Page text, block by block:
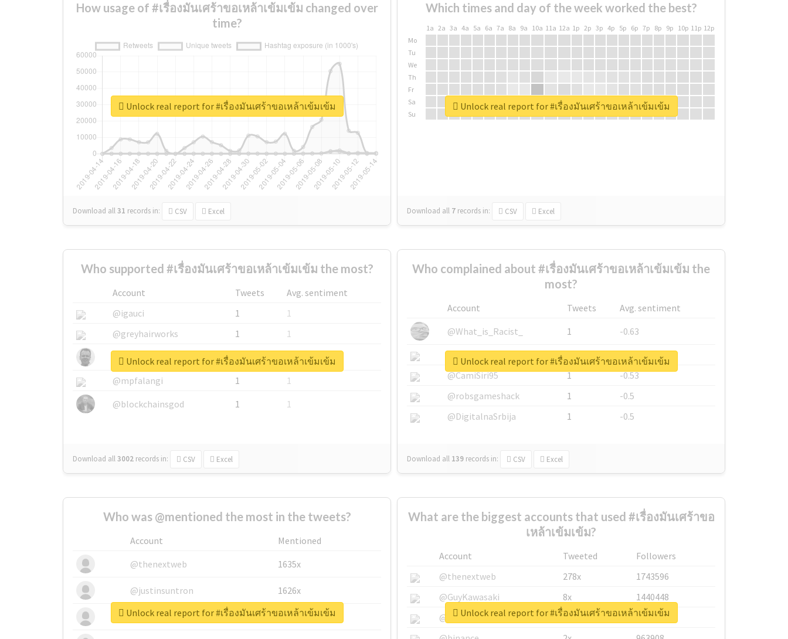
How usage of #เรื่องมันเศร้าขอเหล้าเข้มเข้ม changed over
time?
Download all31 records in: CSV Excel
Unlock real report for #เรื่องมันเศร้าขอเหล้าเข้มเข้ม
Which times and day of the week worked the best?
1a 2a 3a 4a 5a 6a 7a 8a 9a 10a 11a 12a 1p 2p 3p 4p 5p 6p 7p 8p 9p 10p 11p 12p
Mo
Tu
We
Th
Fr
Sa
Su
Download all 7 records in: CSV Excel
Unlock real report for #เรื่องมันเศร้าขอเหล้าเข้มเข้ม
Who supported #เรื่องมันเศร้าขอเหล้าเข้มเข้ม the most?
Account Tweets
Avg. sentiment
@igauci
1
1
@greyhairworks
1
1
@glynmottershead
1
1
@mpfalangi
1
1
@blockchainsgod
1 1
Download all3002 records in: CSV Excel
Unlock real report for #เรื่องมันเศร้าขอเหล้าเข้มเข้ม
Who complained about #เรื่องมันเศร้าขอเหล้าเข้มเข้ม the
most?
Account Tweets
Avg. sentiment
@What_is_Racist_
1
-0.63
@SkateChart
1
-0.6
@CamiSiri95
1
-0.53
@robsgameshack
1
-0.5
@DigitalnaSrbija
1 -0.5
Download all 139 records in: CSV Excel
Unlock real report for #เรื่องมันเศร้าขอเหล้าเข้มเข้ม
Who was @mentioned the most in the tweets?
Account
Mentioned
@thenextweb
1635x
@justinsuntron 1626x
@tnwevents 662x
Unlock real report for #เรื่องมันเศร้าขอเหล้าเข้มเข้ม
What are the biggest accounts that used #เรื่องมันเศร้าขอ
เหล้าเข้มเข้ม?
Account Tweeted
Followers
@thenextweb
278x
1743596
@GuyKawasaki
8x
1440448
@justinsuntron
6x
1123950
Unlock real report for #เรื่องมันเศร้าขอเหล้าเข้มเข้ม